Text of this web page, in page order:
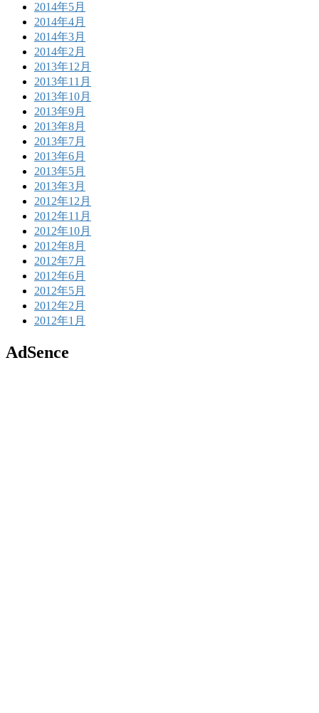
2014年5月
2014年4月
2014年3月
2014年2月
2013年12月
2013年11月
2013年10月
2013年9月
2013年8月
2013年7月
2013年6月
2013年5月
2013年3月
2012年12月
2012年11月
2012年10月
2012年8月
2012年7月
2012年6月
2012年5月
2012年2月
2012年1月
AdSence